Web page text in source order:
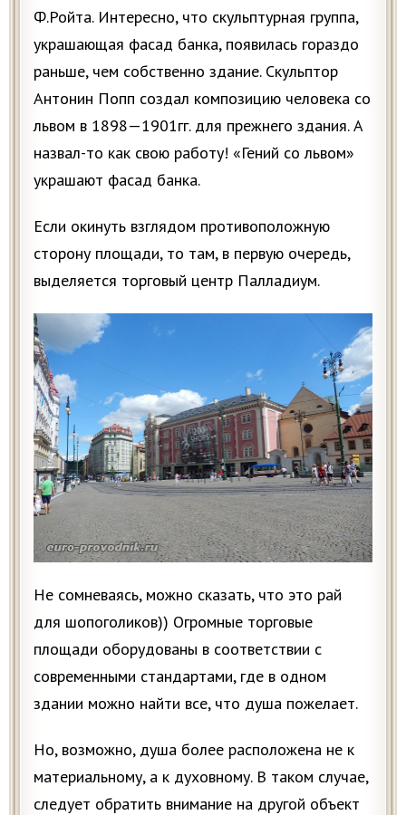
Ф.Ройта. Интересно, что скульптурная группа,
украшающая фасад банка, появилась гораздо
раньше, чем собственно здание. Скульптор
Антонин Попп создал композицию человека со
львом в 1898—1901гг. для прежнего здания. А
назвал-то как свою работу! «Гений со львом»
украшают фасад банка.
Если окинуть взглядом противоположную
сторону площади, то там, в первую очередь,
выделяется торговый центр Палладиум.
Не сомневаясь, можно сказать, что это рай
для шопоголиков)) Огромные торговые
площади оборудованы в соответствии с
современными стандартами, где в одном
здании можно найти все, что душа пожелает.
Но, возможно, душа более расположена не к
материальному, а к духовному. В таком случае,
следует обратить внимание на другой объект